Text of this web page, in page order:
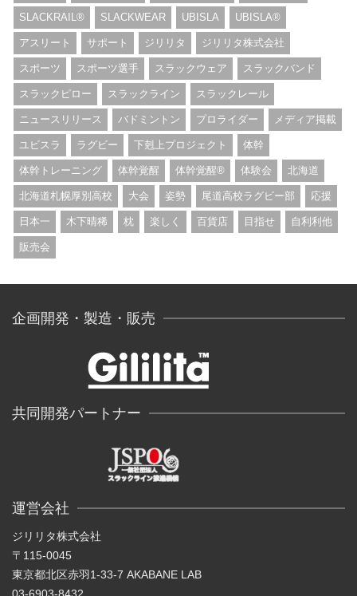
SLACKRAIL®︎ SLACKWEAR UBISLA UBISLA®︎
アスリート サポート ジリリタ ジリリタ株式会社
スポーツ スポーツ選手 スラックウェア スラックバンド
スラックピロー スラックライン スラックレール
ニュースリリース バドミントン プロライダー メディア掲載
ユビスラ ラグビー 下剋上プロジェクト 体幹
体幹トレーニング 体幹覚醒 体幹覚醒®︎ 体験会 北海道
北海道札幌厚別高校 大会 姿勢 尾道高校ラグビー部 応援
日本一 木下晴稀 枕 楽しく 百貨店 目指せ 自利利他
販売会
企画開発・製造・販売
共同開発パートナー
運営会社
ジリリタ株式会社
〒115-0045
東京都北区赤羽1-33-7 AKABANE LAB